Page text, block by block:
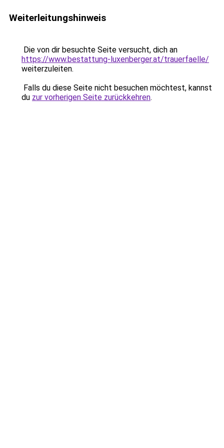
Weiterleitungshinweis
Die von dir besuchte Seite versucht, dich an
https://www.bestattung-luxenberger.at/trauerfaelle/
weiterzuleiten.
Falls du diese Seite nicht besuchen möchtest, kannst
du zur vorherigen Seite zurückkehren.